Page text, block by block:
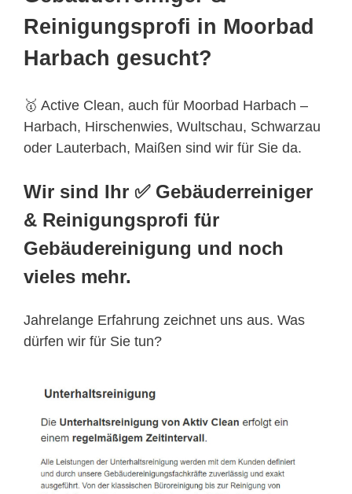
Reinigungsprofi in Moorbad
Harbach gesucht?
🥇 Active Clean, auch für Moorbad Harbach –
Harbach, Hirschenwies, Wultschau, Schwarzau
oder Lauterbach, Maißen sind wir für Sie da.
Wir sind Ihr ✅ Gebäuderreiniger
& Reinigungsprofi für
Gebäudereinigung und noch
vieles mehr.
Jahrelange Erfahrung zeichnet uns aus. Was
dürfen wir für Sie tun?